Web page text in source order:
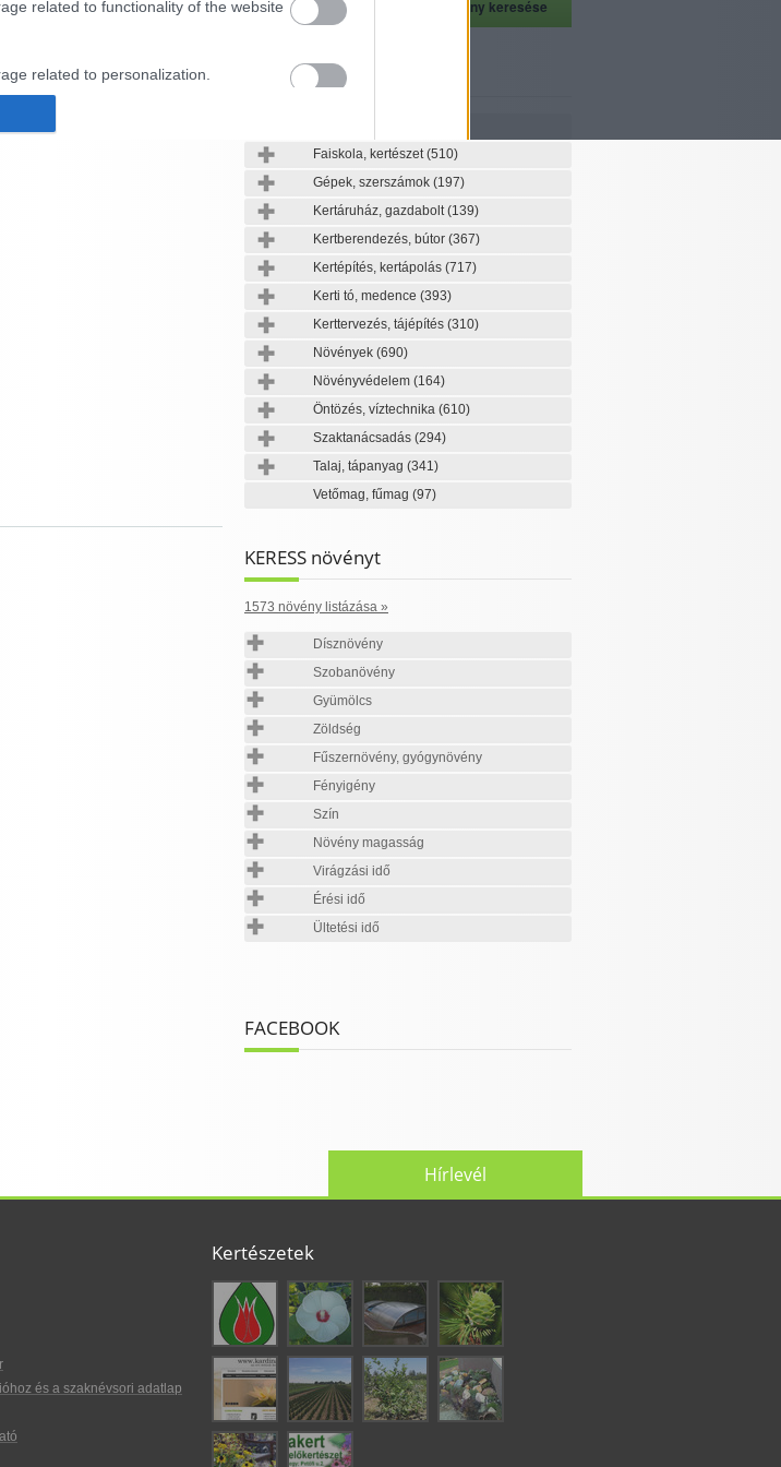
related to functionality of the website
related to personalization.
prevention, and other user protection.
Kertészeti szaknévsor
Faiskola, kertészet(510)
Gépek, szerszámok (197)
Kertáruház, gazdabolt(139)
Kertberendezés, bútor (367)
Kertépítés, kertápolás (717)
Kerti tó, medence (393)
Kerttervezés, tájépítés (310)
Növények (690)
Növényvédelem (164)
Öntözés, víztechnika (610)
Szaktanácsadás (294)
Talaj, tápanyag (341)
Vetőmag, fűmag (97)
KERESS növényt
1573 növény listázása »
Dísznövény
Szobanövény
Gyümölcs
Zöldség
Fűszernövény, gyógynövény
Fényigény
Szín
Növény magasság
Virágzási idő
Érési idő
Ültetési idő
FACEBOOK
Hírlevél
és a szaknévsori adatlap
Kertészetek